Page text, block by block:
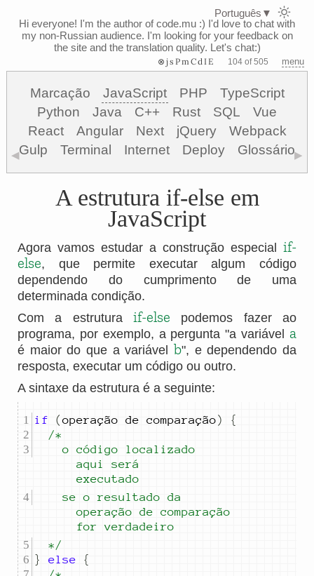
Hi everyone! I'm the author of code.mu :) I'd love to chat with
my non-Russian audience. I'm looking for your feedback on
the site and the translation quality. Let's chat:)
⊗jsPmCdIE 104 of 505 menu
Marcação JavaScript PHP
TypeScript
Python
Java C++ Rust SQL
Vue
React
Angular Next jQuery
Webpack
Gulp
Terminal Internet Deploy Glossário
◀ ▶
A estrutura if-else em
JavaScript
Agora vamos estudar a construção especial if-
else, que permite executar algum código
dependendo do cumprimento de uma
determinada condição.
Com a estrutura if-else podemos fazer ao
programa, por exemplo, a pergunta "a variável a
é maior do que a variável b", e dependendo da
resposta, executar um código ou outro.
A sintaxe da estrutura é a seguinte:
if (operação de comparação)
{
		o código localizado
aqui será
executado
		se o resultado da
operação de comparação
for verdadeiro
	*/
}
else
{
Português ▼